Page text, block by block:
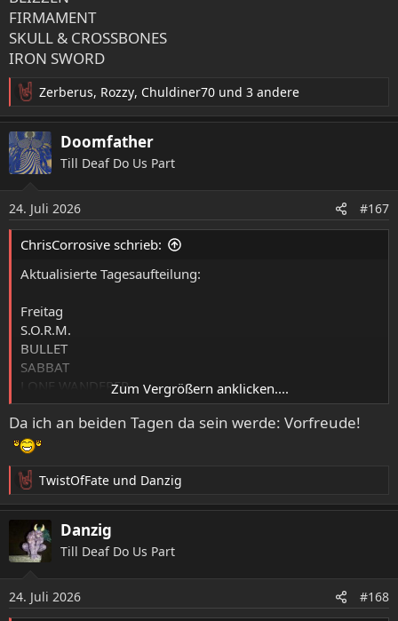
FIRMAMENT
SKULL & CROSSBONES
IRON SWORD
R
e
a
k
t
n
e
n
Zerberus, Rozzy, Chuldiner70 und 3 andere
Doomfather
Till Deaf Do Us Part
24. Juli 2026 #167
ChrisCorrosive schrieb:
Aktualisierte Tagesaufteilung:
Freitag
S.O.R.M.
BULLET
SABBAT
LONE WANDERER
ULTIMA BATALLA
MONUMENTS TO MISERY
PAGAN ALTAR
PHANTOM CORPORATION
RANA
WINSELMUTTER
BLIZZEN
FIRMAMENT
Zum Vergrößern anklicken....
Da ich an beiden Tagen da sein werde: Vorfreude!
R
e
a
t
n
TwistOfFate und Danzig
Danzig
Till Deaf Do Us Part
24. Juli 2026 #168